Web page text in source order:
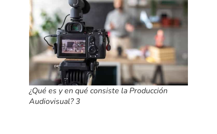
¿Qué es y en qué consiste la Producción
Audiovisual? 3